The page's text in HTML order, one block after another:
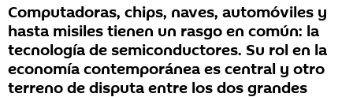
Computadoras, chips, naves, automóviles y
hasta misiles tienen un rasgo en común: la
tecnología de semiconductores. Su rol en la
economía contemporánea es central y otro
terreno de disputa entre los dos grandes